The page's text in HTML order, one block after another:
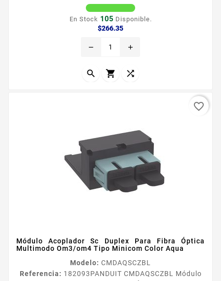
En Stock 105 Disponible.
$266.35Precio
remove add
  
Módulo Acoplador Sc Duplex Para Fibra Óptica
Multimodo Om3/om4 Tipo Minicom Color Aqua
Modelo: CMDAQSCZBL
Referencia: 182093PANDUIT CMDAQSCZBL Módulo
favorite_border